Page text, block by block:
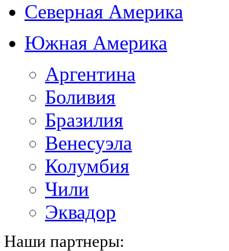
Северная Америка
Южная Америка
Аргентина
Боливия
Бразилия
Венесуэла
Колумбия
Чили
Эквадор
Наши партнеры: